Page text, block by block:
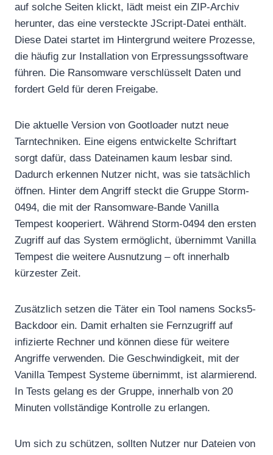
auf solche Seiten klickt, lädt meist ein ZIP-Archiv
herunter, das eine versteckte JScript-Datei enthält.
Diese Datei startet im Hintergrund weitere Prozesse,
die häufig zur Installation von Erpressungssoftware
führen. Die Ransomware verschlüsselt Daten und
fordert Geld für deren Freigabe.
Die aktuelle Version von Gootloader nutzt neue
Tarntechniken. Eine eigens entwickelte Schriftart
sorgt dafür, dass Dateinamen kaum lesbar sind.
Dadurch erkennen Nutzer nicht, was sie tatsächlich
öffnen. Hinter dem Angriff steckt die Gruppe Storm-
0494, die mit der Ransomware-Bande Vanilla
Tempest kooperiert. Während Storm-0494 den ersten
Zugriff auf das System ermöglicht, übernimmt Vanilla
Tempest die weitere Ausnutzung – oft innerhalb
kürzester Zeit.
Zusätzlich setzen die Täter ein Tool namens Socks5-
Backdoor ein. Damit erhalten sie Fernzugriff auf
infizierte Rechner und können diese für weitere
Angriffe verwenden. Die Geschwindigkeit, mit der
Vanilla Tempest Systeme übernimmt, ist alarmierend.
In Tests gelang es der Gruppe, innerhalb von 20
Minuten vollständige Kontrolle zu erlangen.
Um sich zu schützen, sollten Nutzer nur Dateien von